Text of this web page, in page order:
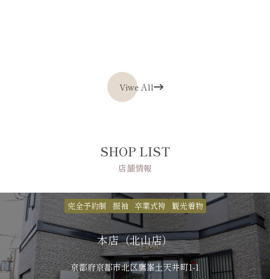
Viwe All
SHOP LIST
店舗情報
完全予約制 振袖 卒業式袴 観光着物
本店（北山店）
京都府京都市北区鷹峯土天井町1-1